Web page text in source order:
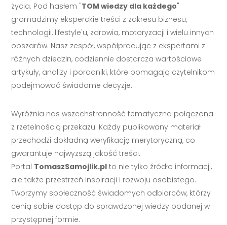
życia. Pod hasłem "TOM wiedzy dla każdego"
gromadzimy eksperckie treści z zakresu biznesu,
technologii, lifestyle'u, zdrowia, motoryzacji i wielu innych
obszarów. Nasz zespół, współpracując z ekspertami z
różnych dziedzin, codziennie dostarcza wartościowe
artykuły, analizy i poradniki, które pomagają czytelnikom
podejmować świadome decyzje.
Wyróżnia nas wszechstronność tematyczna połączona
z rzetelnością przekazu. Każdy publikowany materiał
przechodzi dokładną weryfikację merytoryczną, co
gwarantuje najwyższą jakość treści.
Portal TomaszSamojlik.pl to nie tylko źródło informacji,
ale także przestrzeń inspiracji i rozwoju osobistego.
Tworzymy społeczność świadomych odbiorców, którzy
cenią sobie dostęp do sprawdzonej wiedzy podanej w
przystępnej formie.